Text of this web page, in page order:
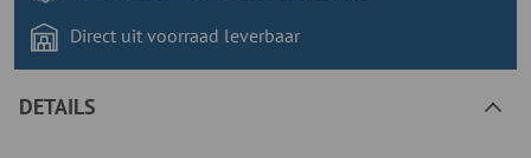
Direct uit voorraad leverbaar
DETAILS